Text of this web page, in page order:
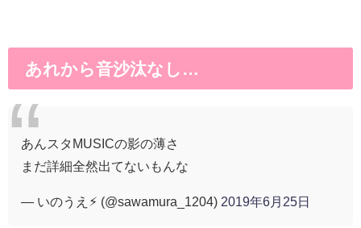
あれから音沙汰なし…
あんスタMUSICの影の薄さ
まだ詳細全然出てないもんな
— いのうえ⚡︎ (@sawamura_1204) 2019年6月25日